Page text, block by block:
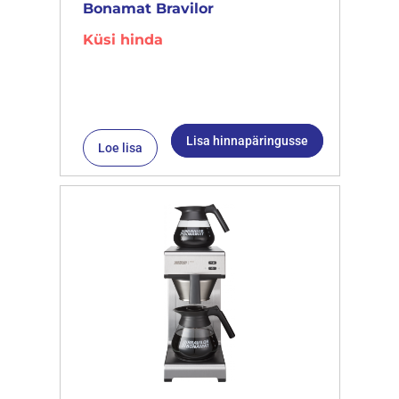
Bonamat Bravilor
Küsi hinda
Loe lisa Lisa hinnapäringusse